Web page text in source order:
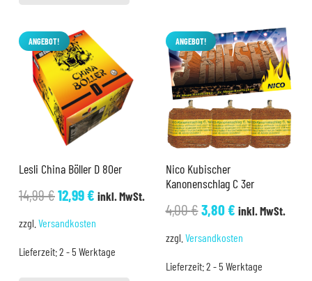
ANGEBOT!
Lesli China Böller D 80er
14,99€Ursprünglicher
14,99 €
12,99€Aktueller
12,99 €.
inkl. MwSt.
zzgl. Versandkosten
Lieferzeit:2 - 5 Werktage
ANGEBOT!
Nico Kubischer
Kanonenschlag C 3er
4,00€Ursprünglicher
4,00 €
3,80€Aktueller
3,80 €.
inkl. MwSt.
zzgl. Versandkosten
Lieferzeit:2 - 5 Werktage